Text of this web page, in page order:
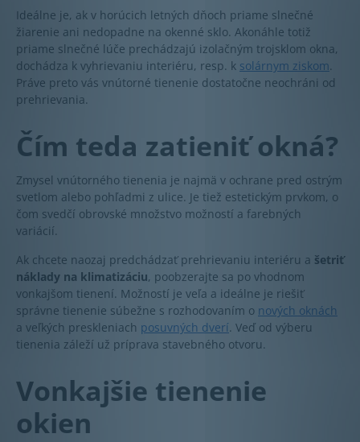
Ideálne je, ak v horúcich letných dňoch priame slnečné
žiarenie ani nedopadne na okenné sklo. Akonáhle totiž
priame slnečné lúče prechádzajú izolačným trojsklom okna,
dochádza k vyhrievaniu interiéru, resp. k solárnym ziskom
Práve preto vás vnútorné tienenie dostatočne neochráni od
prehrievania.
Čím teda zatieniť okná?
Zmysel vnútorného tienenia je najmä v ochrane pred ostrým
svetlom alebo pohľadmi z ulice. Je tiež estetickým prvkom, o
čom svedčí obrovské množstvo možností a farebných
variácií.
Ak chcete naozaj predchádzať prehrievaniu interiéru a šetriť
náklady na klimatizáciu, poobzerajte sa po vhodnom
vonkajšom tienení. Možností je veľa a ideálne je riešiť
správne tienenie súbežne s rozhodovaním o nových oknách
a veľkých preskleniach posuvných dverí. Veď od výberu
tienenia záleží už príprava stavebného otvoru.
Vonkajšie tienenie
okien